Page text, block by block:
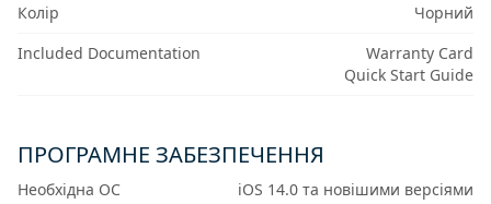
Колір
Чорний
Included Documentation
Warranty Card
Quick Start Guide
ПРОГРАМНЕ ЗАБЕЗПЕЧЕННЯ
Необхідна ОС
iOS 14.0 та новішими версіями